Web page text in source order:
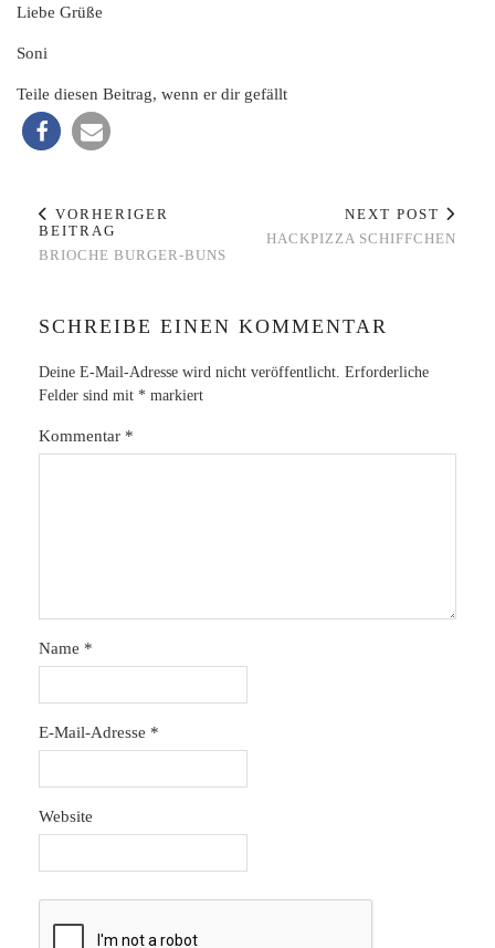
Liebe Grüße
Soni
Teile diesen Beitrag, wenn er dir gefällt
VORHERIGER
BEITRAG
BRIOCHE BURGER-BUNS
NEXT POST
HACKPIZZA SCHIFFCHEN
SCHREIBE EINEN KOMMENTAR
Deine E-Mail-Adresse wird nicht veröffentlicht. Erforderliche
Felder sind mit * markiert
Kommentar *
Name *
E-Mail-Adresse *
Website